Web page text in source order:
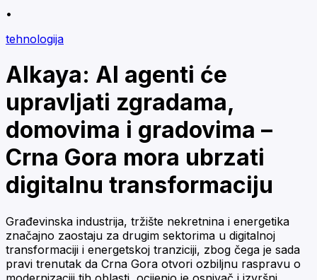
•
tehnologija
Alkaya: AI agenti će
upravljati zgradama,
domovima i gradovima –
Crna Gora mora ubrzati
digitalnu transformaciju
Građevinska industrija, tržište nekretnina i energetika
značajno zaostaju za drugim sektorima u digitalnoj
transformaciji i energetskoj tranziciji, zbog čega je sada
pravi trenutak da Crna Gora otvori ozbiljnu raspravu o